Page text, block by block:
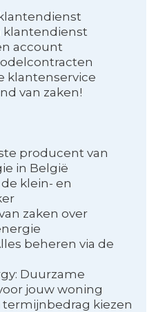
klantendienst
account
klantenservice
van zaken!
producent van
in België
klein- en
zaken over
beheren via de
Duurzame
jouw woning
termijnbedrag kiezen